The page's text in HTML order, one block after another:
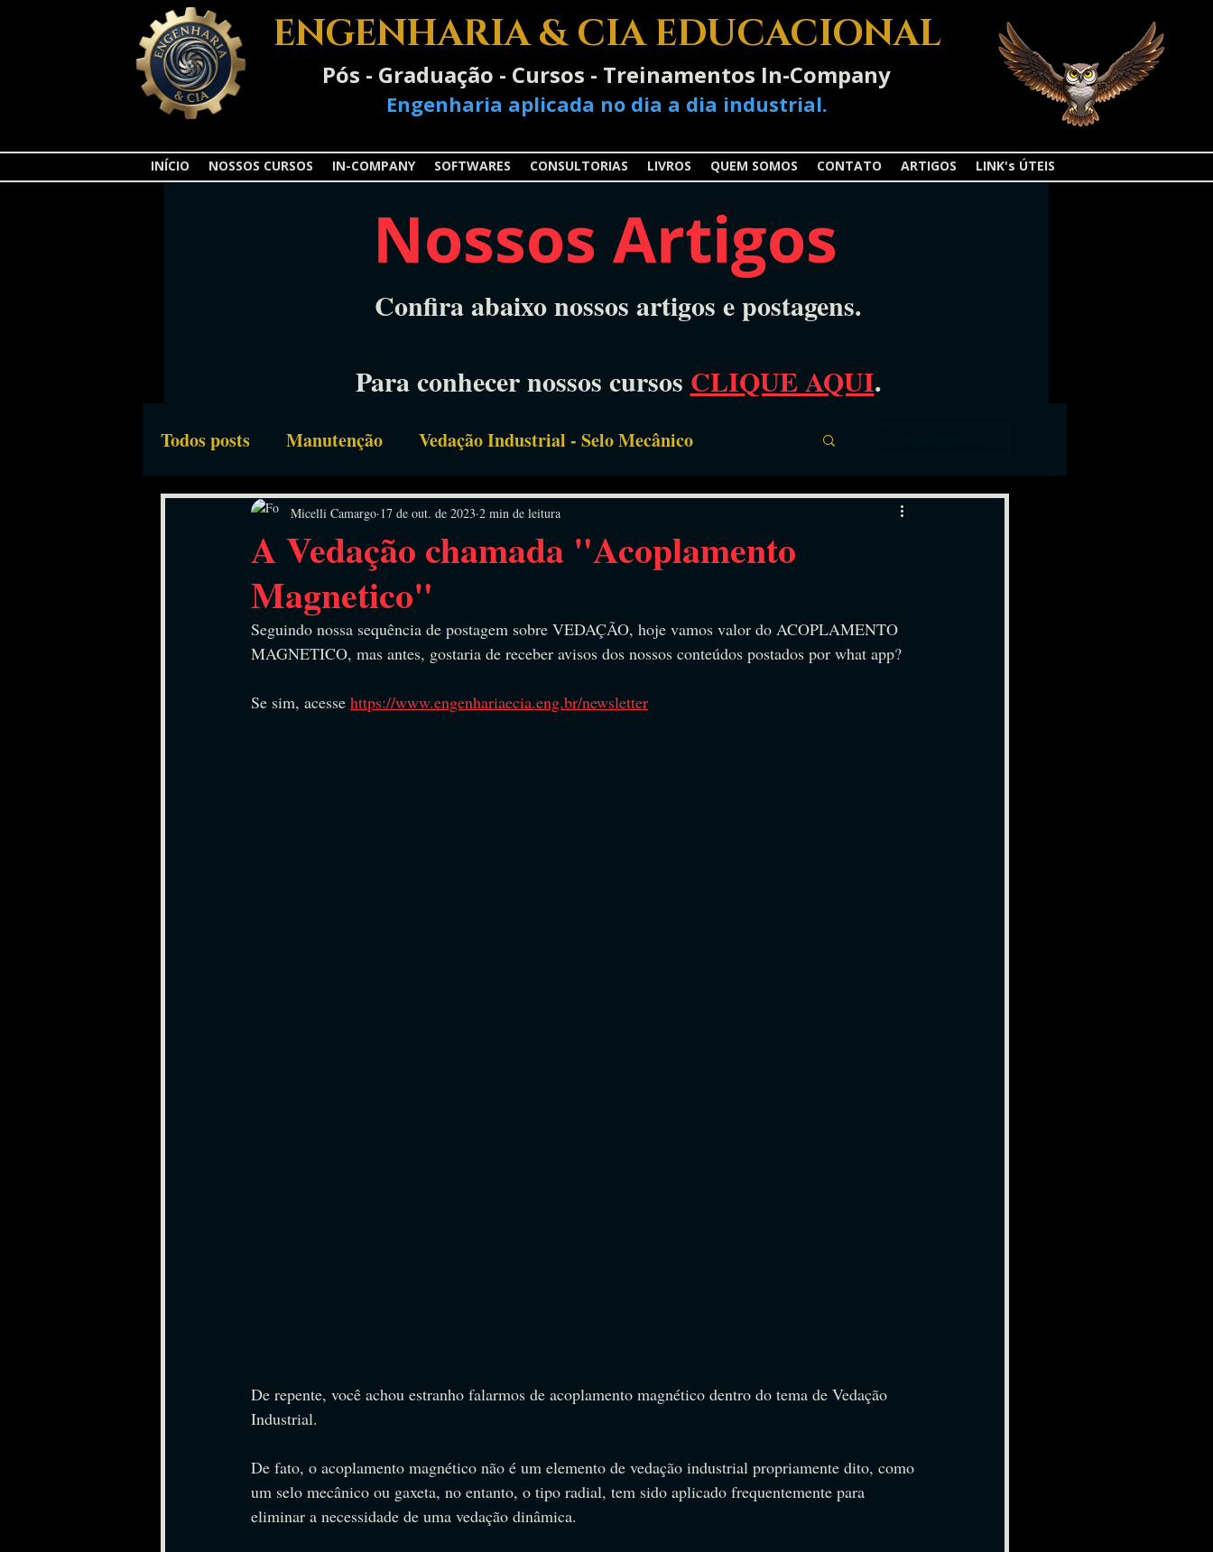
ENGENHARIA & CIA EDUCACIONAL
Pós - Graduação - Cursos - Treinamentos In-Company
Engenharia aplicada no dia a dia industrial.
INÍCIO NOSSOS CURSOS IN-COMPANY SOFTWARES CONSULTORIAS LIVROS QUEM SOMOS CONTATO ARTIGOS LINK's ÚTEIS
Nossos Artigos
Confira abaixo nossos artigos e postagens.
Para conhecer nossos cursos CLIQUE AQUI.
Todos posts Manutenção Vedação Industrial - Selo Mecânico
Bombas Industriais Equipamentos
A Vedação chamada "Acoplamento
Magnetico"
Micelli Camargo 17 de out. de 2023 2 min de leitura
Seguindo nossa sequência de postagem sobre VEDAÇÃO, hoje vamos valor do ACOPLAMENTO
MAGNETICO, mas antes, gostaria de receber avisos dos nossos conteúdos postados por what app?
Se sim, acesse https://www.engenhariaecia.eng.br/newsletter
De repente, você achou estranho falarmos de acoplamento magnético dentro do tema de Vedação
Industrial.
De fato, o acoplamento magnético não é um elemento de vedação industrial propriamente dito, como
um selo mecânico ou gaxeta, no entanto, o tipo radial, tem sido aplicado frequentemente para
eliminar a necessidade de uma vedação dinâmica.